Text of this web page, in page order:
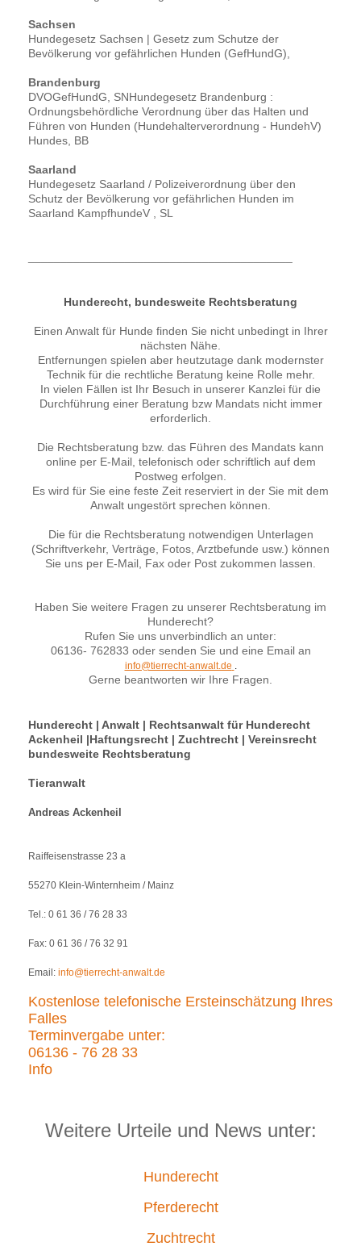
Sachsen
Hundegesetz Sachsen | Gesetz zum Schutze der
Bevölkerung vor gefährlichen Hunden (GefHundG),
Brandenburg
DVOGefHundG, SNHundegesetz Brandenburg :
Ordnungsbehördliche Verordnung über das Halten und
Führen von Hunden (Hundehalterverordnung - HundehV)
Hundes, BB
Saarland
Hundegesetz Saarland / Polizeiverordnung über den
Schutz der Bevölkerung vor gefährlichen Hunden im
Saarland KampfhundeV , SL
Hunderecht, bundesweite Rechtsberatung
Einen Anwalt für Hunde finden Sie nicht unbedingt in Ihrer
nächsten Nähe.
Entfernungen spielen aber heutzutage dank modernster
Technik für die rechtliche Beratung keine Rolle mehr.
In vielen Fällen ist Ihr Besuch in unserer Kanzlei für die
Durchführung einer Beratung bzw Mandats nicht immer
erforderlich.
Die Rechtsberatung bzw. das Führen des Mandats kann
online per E-Mail, telefonisch oder schriftlich auf dem
Postweg erfolgen.
Es wird für Sie eine feste Zeit reserviert in der Sie mit dem
Anwalt ungestört sprechen können.
Die für die Rechtsberatung notwendigen Unterlagen
(Schriftverkehr, Verträge, Fotos, Arztbefunde usw.) können
Sie uns per E-Mail, Fax oder Post zukommen lassen.
Haben Sie weitere Fragen zu unserer Rechtsberatung im
Hunderecht?
Rufen Sie uns unverbindlich an unter:
06136- 762833 oder senden Sie und eine Email an
info@tierrecht-anwalt.de .
Gerne beantworten wir Ihre Fragen.
Hunderecht | Anwalt | Rechtsanwalt für Hunderecht
Ackenheil |Haftungsrecht | Zuchtrecht | Vereinsrecht
bundesweite Rechtsberatung
Tieranwalt
Andreas Ackenheil
Raiffeisenstrasse 23 a
55270 Klein-Winternheim / Mainz
Tel.: 0 61 36 / 76 28 33
Fax: 0 61 36 / 76 32 91
Email: info@tierrecht-anwalt.de
Kostenlose telefonische Ersteinschätzung Ihres
Falles
Terminvergabe unter:
06136 - 76 28 33
Info
Weitere Urteile und News unter:
Hunderecht
Pferderecht
Zuchtrecht